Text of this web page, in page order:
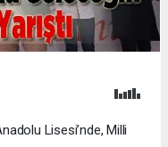
Lisesi’nde, Milli